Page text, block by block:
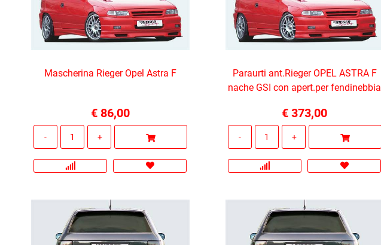
Mascherina Rieger Opel Astra F
€ 86,00
Paraurti ant.Rieger OPEL ASTRA F
nache GSI con apert.per fendinebbia
€ 373,00